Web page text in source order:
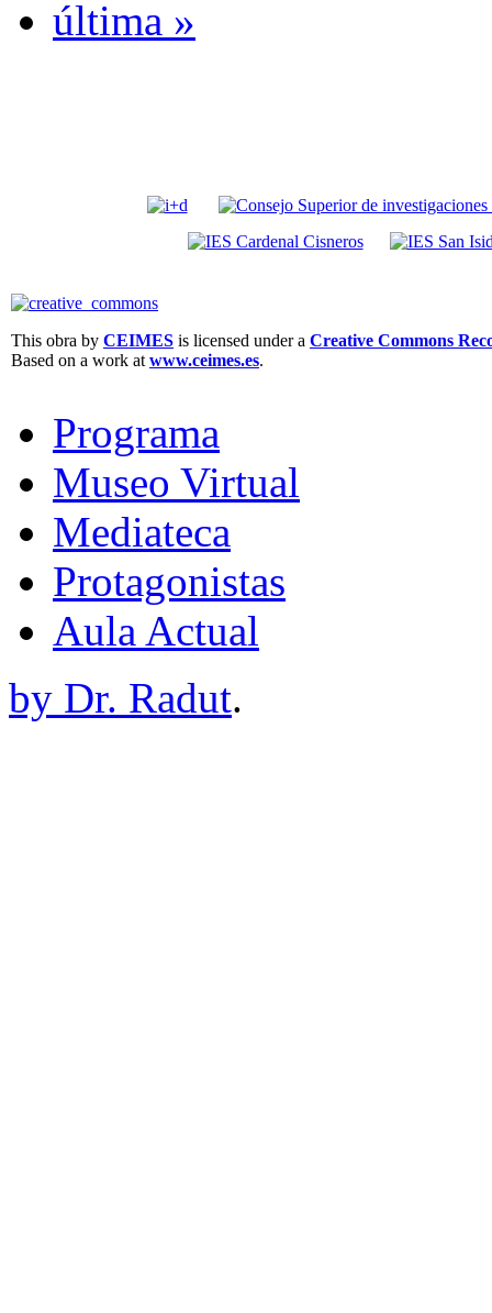
última »
This obra by CEIMES is licensed under a Creative Commons
Based on a work at www.ceimes.es.
Programa
Museo Virtual
Mediateca
Protagonistas
Aula Actual
by Dr. Radut.